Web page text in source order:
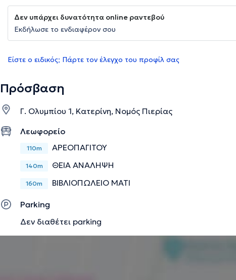
Δεν υπάρχει δυνατότητα online ραντεβού
Εκδήλωσε το ενδιαφέρον σου
Είστε ο ειδικός; Πάρτε τον έλεγχο του προφίλ σας
Πρόσβαση
Γ. Ολυμπίου 1, Κατερίνη, Νομός Πιερίας
Λεωφορείο
110m ΑΡΕΟΠΑΓΙΤΟΥ
140m ΘΕΙΑ ΑΝΑΛΗΨΗ
160m ΒΙΒΛΙΟΠΩΛΕΙΟ ΜΑΤΙ
Parking
Δεν διαθέτει parking